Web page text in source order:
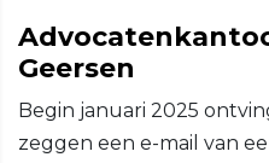
Geersen
Begin januari 2025
zeggen een e-mail van